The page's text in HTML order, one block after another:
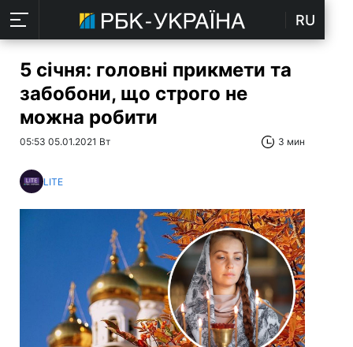
RU
5 січня: головні прикмети та
забобони, що строго не
можна робити
05:53 05.01.2021 Вт 3 мин
LITE